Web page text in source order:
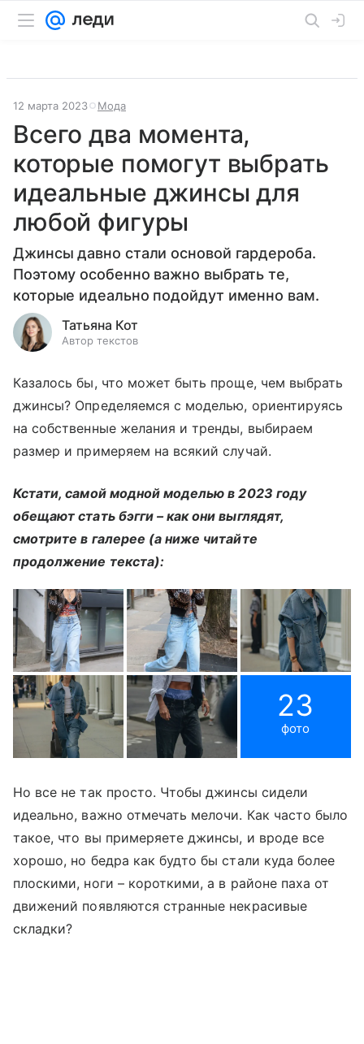
12 марта 2023 Мода
Всего два момента,
которые помогут выбрать
идеальные джинсы для
любой фигуры
Джинсы давно стали основой гардероба.
Поэтому особенно важно выбрать те,
которые идеально подойдут именно вам.
Татьяна Кот
Автор текстов
Казалось бы, что может быть проще, чем выбрать
джинсы? Определяемся с моделью, ориентируясь
на собственные желания и тренды, выбираем
размер и примеряем на всякий случай.
Кстати, самой модной моделью в 2023 году
обещают стать бэгги – как они выглядят,
смотрите в галерее (а ниже читайте
продолжение текста):
23
фото
Но все не так просто. Чтобы джинсы сидели
идеально, важно отмечать мелочи. Как часто было
такое, что вы примеряете джинсы, и вроде все
хорошо, но бедра как будто бы стали куда более
плоскими, ноги – короткими, а в районе паха от
движений появляются странные некрасивые
складки?